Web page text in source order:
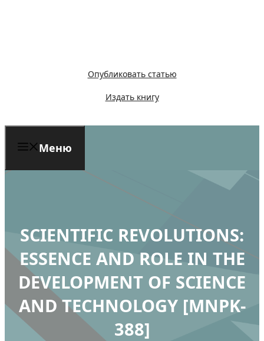
Опубликовать статью
Издать книгу
Меню
SCIENTIFIC REVOLUTIONS:
ESSENCE AND ROLE IN THE
DEVELOPMENT OF SCIENCE
AND TECHNOLOGY [MNPK-
388]